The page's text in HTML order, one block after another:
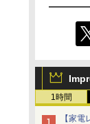
1時間
【家